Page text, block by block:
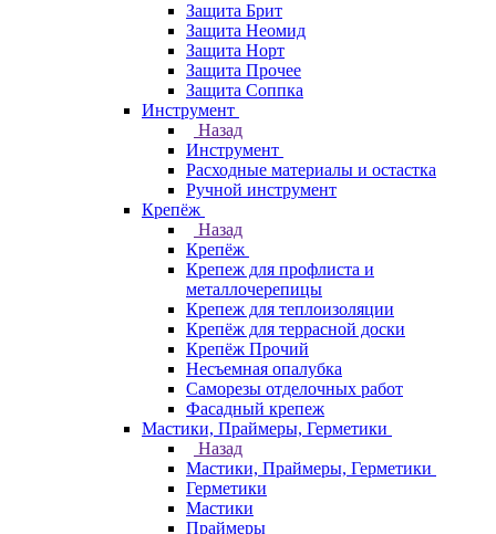
Защита Брит
Защита Неомид
Защита Норт
Защита Прочее
Защита Соппка
Инструмент
Назад
Инструмент
Расходные материалы и остастка
Ручной инструмент
Крепёж
Назад
Крепёж
Крепеж для профлиста и
металлочерепицы
Крепеж для теплоизоляции
Крепёж для террасной доски
Крепёж Прочий
Несъемная опалубка
Саморезы отделочных работ
Фасадный крепеж
Мастики, Праймеры, Герметики
Назад
Мастики, Праймеры, Герметики
Герметики
Мастики
Праймеры